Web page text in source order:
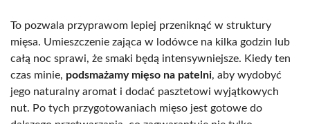
To pozwala przyprawom lepiej przeniknąć w struktury
mięsa. Umieszczenie zająca w lodówce na kilka godzin lub
całą noc sprawi, że smaki będą intensywniejsze. Kiedy ten
czas minie, podsmażamy mięso na patelni, aby wydobyć
jego naturalny aromat i dodać pasztetowi wyjątkowych
nut. Po tych przygotowaniach mięso jest gotowe do